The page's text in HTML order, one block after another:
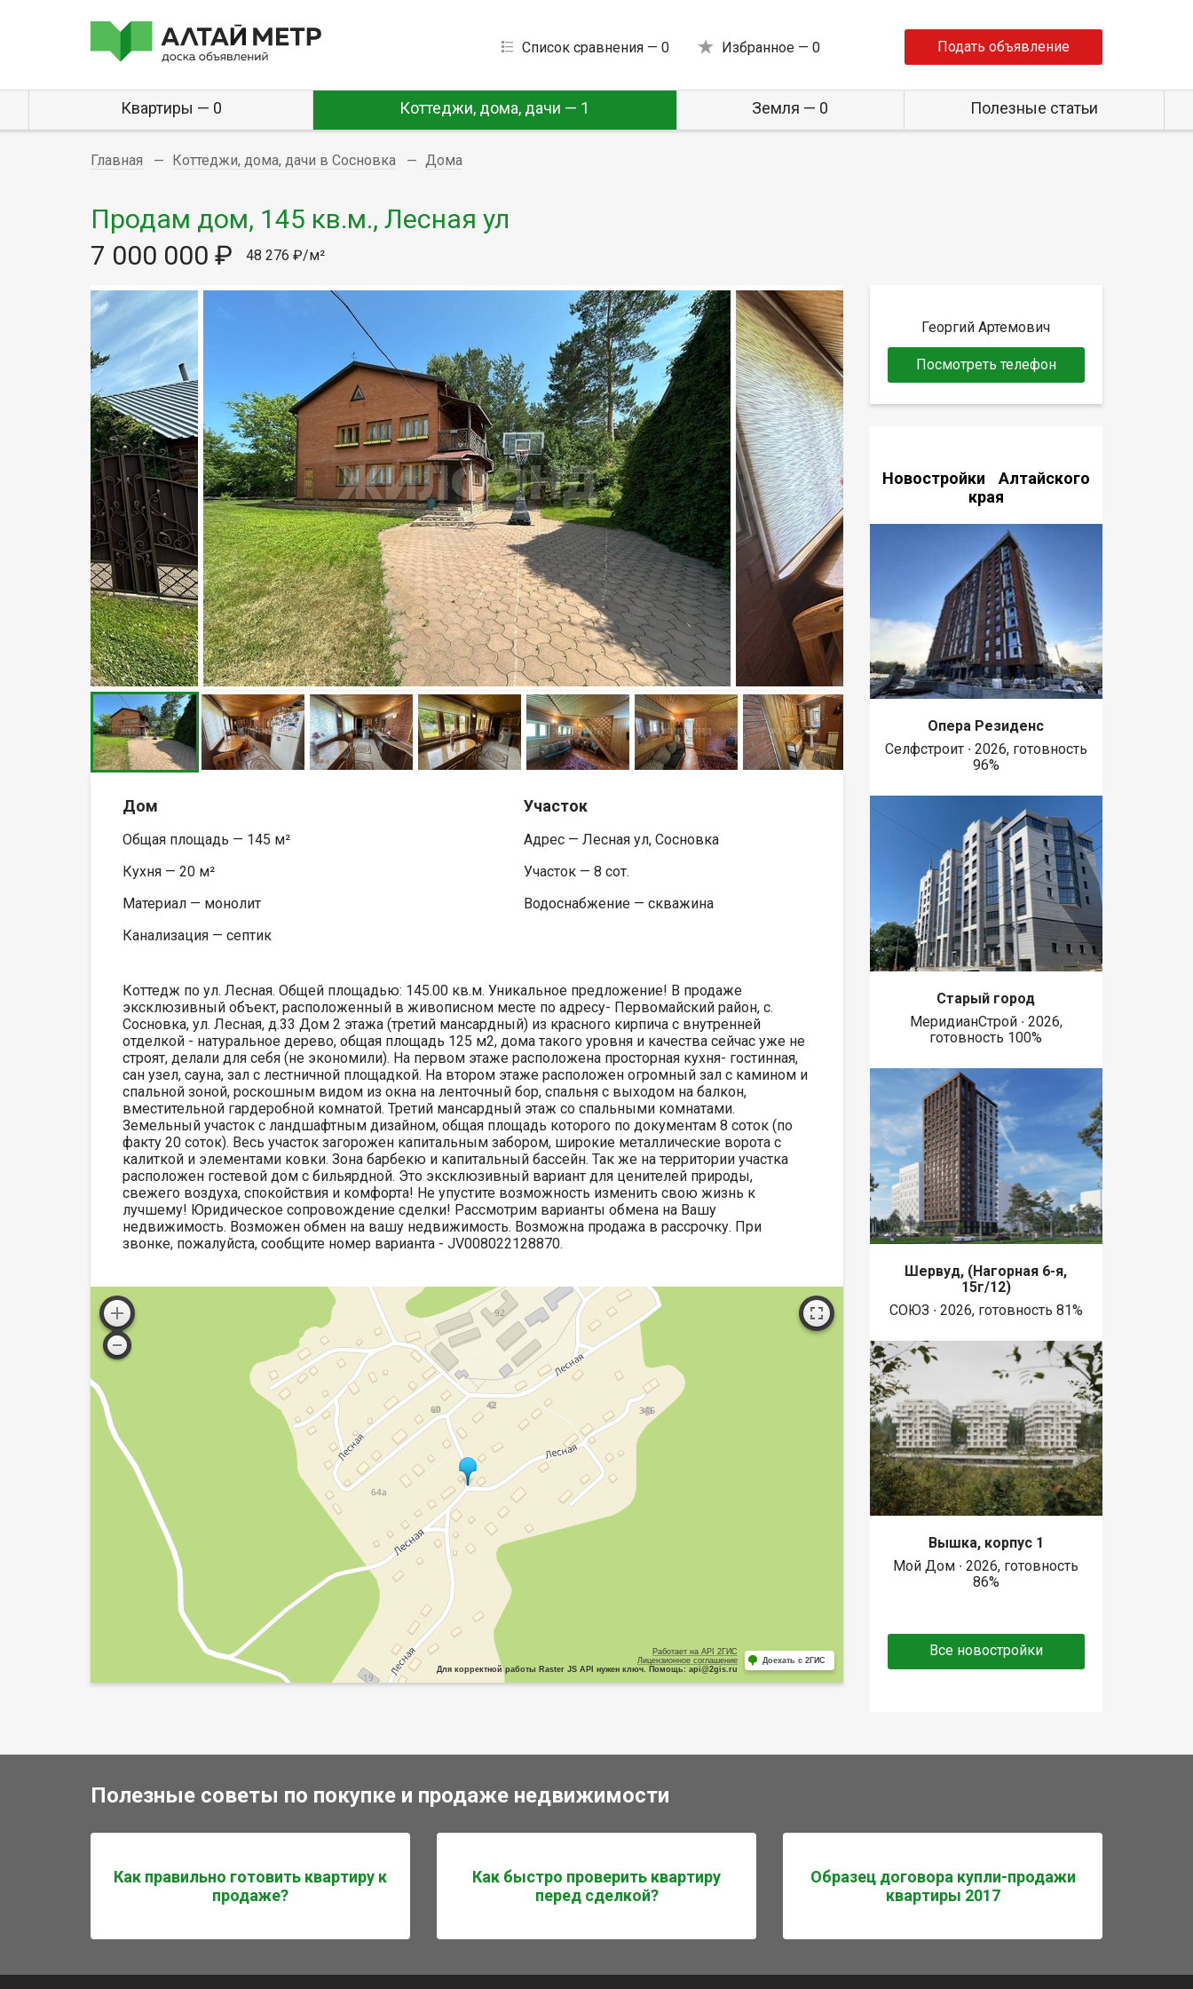
Список сравнения — 0 Избранное — 0 Подать объявление
Квартиры — 0 Коттеджи, дома, дачи — 1 Земля — 0 Полезные статьи
Главная Коттеджи, дома, дачи в Сосновка Дома
Продам дом, 145 кв.м., Лесная ул
7 000 000 ₽
48 276 ₽/м²
Дом
Общая площадь — 145 м²
Кухня — 20 м²
Материал — монолит
Канализация — септик
Участок
Адрес — Лесная ул, Сосновка
Участок — 8 сот.
Водоснабжение — скважина
Коттедж по ул. Лесная. Общей площадью: 145.00 кв.м. Уникальное предложение! В продаже
эксклюзивный объект, расположенный в живописном месте по адресу- Первомайский район, с.
Сосновка, ул. Лесная, д.33 Дом 2 этажа (третий мансардный) из красного кирпича с внутренней
отделкой - натуральное дерево, общая площадь 125 м2, дома такого уровня и качества сейчас уже не
строят, делали для себя (не экономили). На первом этаже расположена просторная кухня- гостинная,
сан узел, сауна, зал с лестничной площадкой. На втором этаже расположен огромный зал с камином и
спальной зоной, роскошным видом из окна на ленточный бор, спальня с выходом на балкон,
вместительной гардеробной комнатой. Третий мансардный этаж со спальными комнатами.
Земельный участок с ландшафтным дизайном, общая площадь которого по документам 8 соток (по
факту 20 соток). Весь участок загорожен капитальным забором, широкие металлические ворота с
калиткой и элементами ковки. Зона барбекю и капитальный бассейн. Так же на территории участка
расположен гостевой дом с бильярдной. Это эксклюзивный вариант для ценителей природы,
свежего воздуха, спокойствия и комфорта! Не упустите возможность изменить свою жизнь к
лучшему! Юридическое сопровождение сделки! Рассмотрим варианты обмена на Вашу
недвижимость. Возможен обмен на вашу недвижимость. Возможна продажа в рассрочку. При
звонке, пожалуйста, сообщите номер варианта - JV008022128870.
Работает на API 2ГИС
Лицензионное соглашение
Для корректной работы Raster JS API нужен ключ. Помощь: api@2gis.ru
Доехать с 2ГИС
Георгий Артемович
Посмотреть телефон
Новостройки Алтайского
края
Опера Резиденс
Селфстроит ∙ 2026, готовность
96%
Старый город
МеридианСтрой ∙ 2026,
готовность 100%
Шервуд, (Нагорная 6-я,
15г/12)
СОЮЗ ∙ 2026, готовность 81%
Вышка, корпус 1
Мой Дом ∙ 2026, готовность
86%
Все новостройки
Полезные советы по покупке и продаже недвижимости
Как правильно готовить квартиру к
продаже?
Как быстро проверить квартиру
перед сделкой?
Образец договора купли-продажи
квартиры 2017